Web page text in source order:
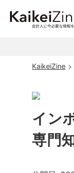
KaikeiZine
イン
専門